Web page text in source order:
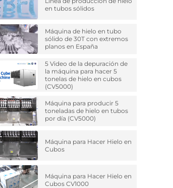
en tubos sólidos
Máquina de hielo en tubo
sólido de 30T con extremos
planos en España
5 Video de la depuración de
la máquina para hacer 5
tonelas de hielo en cubos
(CV5000)
Máquina para producir 5
toneladas de hielo en tubos
por día (CV5000)
Máquina para Hacer Hielo en
Cubos
Máquina para Hacer Hielo en
Cubos CV1000